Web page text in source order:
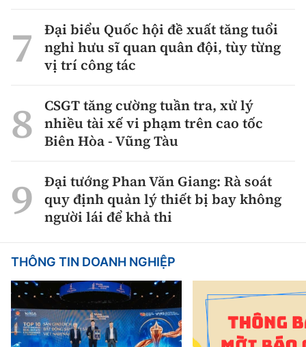
Đại biểu Quốc hội đề xuất tăng tuổi
nghỉ hưu sĩ quan quân đội, tùy từng
vị trí công tác
CSGT tăng cường tuần tra, xử lý
nhiều tài xế vi phạm trên cao tốc
Biên Hòa - Vũng Tàu
Đại tướng Phan Văn Giang: Rà soát
quy định quản lý thiết bị bay không
người lái để khả thi
THÔNG TIN DOANH NGHIỆP